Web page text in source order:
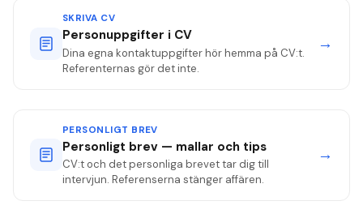
SKRIVA CV
Personuppgifter i CV
Dina egna kontaktuppgifter hör hemma på CV:t.
Referenternas gör det inte.
→
PERSONLIGT BREV
Personligt brev — mallar och tips
CV:t och det personliga brevet tar dig till
intervjun. Referenserna stänger affären.
→